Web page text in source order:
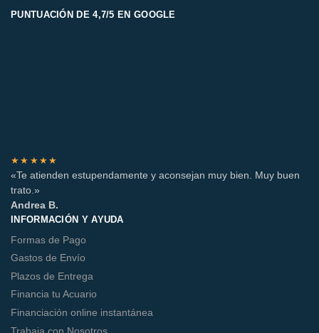
PUNTUACIÓN DE 4,7/5 EN GOOGLE
★★★★★
«Te atienden estupendamente y aconsejan muy bien. Muy buen
trato.»
Andrea B.
INFORMACIÓN Y AYUDA
Formas de Pago
Gastos de Envío
Plazos de Entrega
Financia tu Acuario
Financiación online instantánea
Trabaja con Nosotros